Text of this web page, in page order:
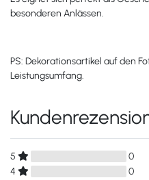
besonderen Anlässen.
PS: Dekorationsartikel auf den
Leistungsumfang.
5
0
4
0